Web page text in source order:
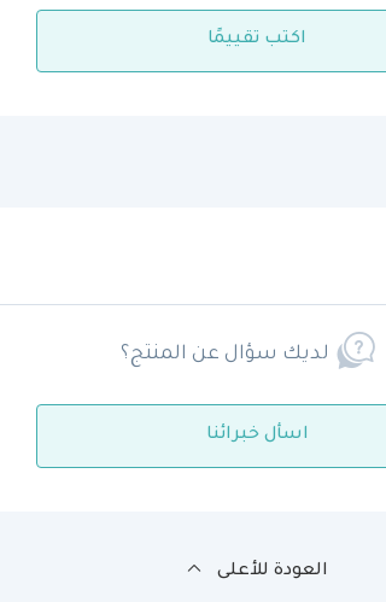
اكتب تقييمًا
لديك سؤال عن المنتج؟
اسأل خبرائنا
العودة للأعلى